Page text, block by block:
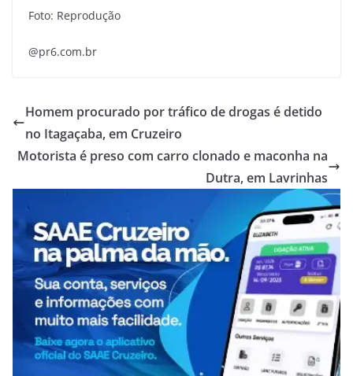
Foto: Reprodução
@pr6.com.br
Homem procurado por tráfico de drogas é detido
no Itagaçaba, em Cruzeiro
Motorista é preso com carro clonado e maconha na
Dutra, em Lavrinhas